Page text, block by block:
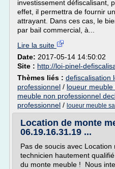
investissement défiscalisant,
effet, il permettra de fournir
attrayant. Dans ces cas, le
par bail commercial, à...
Lire la suite
Date: 2017-05-14 14:50:02
Site : http://loi-pinel-
Thèmes liés : defiscalisation
professionnel / loueur
meuble non professionnel
professionnel / loueur meuble
Location de monte
06.19.16.31.19 ...
Pas de soucis avec
technicien hautement
du monte meuble ! Nous